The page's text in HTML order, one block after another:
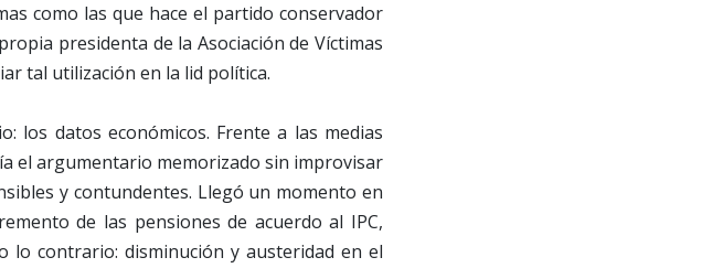
como las que hace el partido conservador
presidenta de la Asociación de Víctimas
tal utilización en la lid política.
los datos económicos. Frente a las medias
el argumentario memorizado sin improvisar
y contundentes. Llegó un momento en
de las pensiones de acuerdo al IPC,
contrario: disminución y austeridad en el